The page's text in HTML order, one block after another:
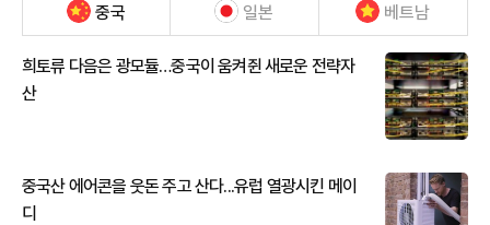
중국 일본 베트남
희토류 다음은 광모듈…중국이 움켜쥔 새로운 전략자
산
중국산 에어콘을 웃돈 주고 산다...유럽 열광시킨 메이
디